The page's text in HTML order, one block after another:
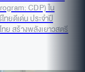
CDP) ใน
ทยดีเด่น ประจำปี
ย สร้างพลังเยาวสตรี